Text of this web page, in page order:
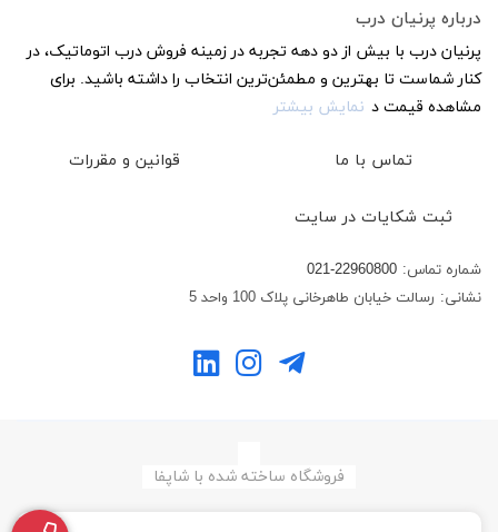
درباره پرنیان درب
پرنیان درب با بیش از دو دهه تجربه در زمینه فروش درب اتوماتیک، در
کنار شماست تا بهترین و مطمئن‌ترین انتخاب را داشته باشید. برای
مشاهده قیمت د نمایش بیشتر
تماس با ما قوانین و مقررات
ثبت شکایات در سایت
شماره تماس: 021-22960800
نشانی: رسالت خیابان طاهرخانی پلاک 100 واحد 5
فروشگاه ساخته شده با شاپفا